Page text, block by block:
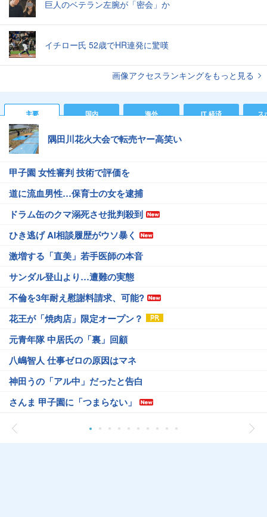
巨人のベテラン左腕が「密会」か
イチロー氏 52歳でHR連発に驚嘆
画像アクセスランキングをもっと見る
主要 国内 海外 IT 経済 ス
隅田川花火大会で転売ヤー高笑い
甲子園 女性審判 技術で評価を
道に流血男性…保育士の女を逮捕
ドラム缶のクマ溺死させ批判殺到
ひき逃げ AI相談履歴がウソ暴く
激増する「直美」若手医師の本音
サンダル登山より…遭難の実態
不倫を3年耐え慰謝料請求、可能?
花王が「焼肉店」限定オープン？
元青年隊 中居氏の「裏」回顧
八嶋智人 仕事ゼロの原因はマネ
神田うの「アル中」だったと告白
さんま 甲子園に「つまらない」